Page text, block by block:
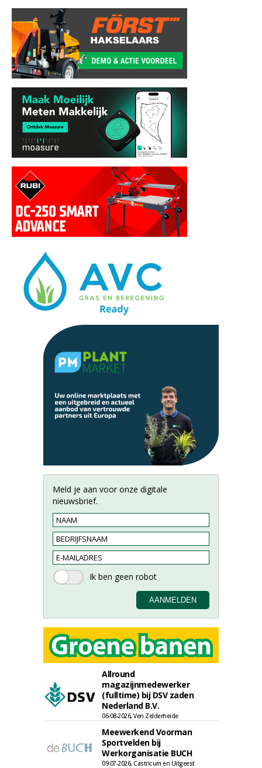
Meld je aan voor onze digitale
nieuwsbrief.
Allround
magazijnmedewerker
(fulltime) bij DSV zaden
Nederland B.V.
06-08-2026, Ven Zelderheide
Meewerkend Voorman
Sportvelden bij
Werkorganisatie BUCH
09-07-2026, Castricum en Uitgeest